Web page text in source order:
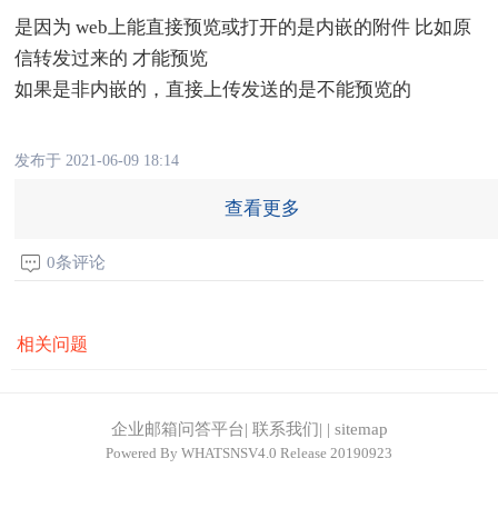
是因为 web上能直接预览或打开的是内嵌的附件 比如原
信转发过来的 才能预览
如果是非内嵌的，直接上传发送的是不能预览的
发布于 2021-06-09 18:14
查看更多
0条评论
相关问题
企业邮箱问答平台| 联系我们 | | sitemap
Powered By WHATSNSV4.0 Release 20190923